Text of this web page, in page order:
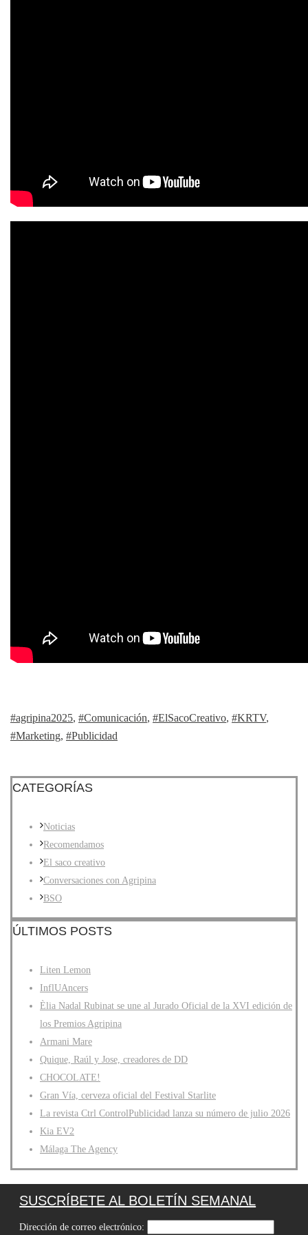
#agripina2025, #Comunicación, #ElSacoCreativo, #KRTV,
#Marketing, #Publicidad
CATEGORÍAS
Noticias
Recomendamos
El saco creativo
Conversaciones con Agripina
BSO
ÚLTIMOS POSTS
Liten Lemon
InflUAncers
Èlia Nadal Rubinat se une al Jurado Oficial de la XVI edición de
los Premios Agripina
Armani Mare
Quique, Raúl y Jose, creadores de DD
CHOCOLATE!
Gran Vía, cerveza oficial del Festival Starlite
La revista Ctrl ControlPublicidad lanza su número de julio 2026
Kia EV2
Málaga The Agency
SUSCRÍBETE AL BOLETÍN SEMANAL
Dirección de correo electrónico: